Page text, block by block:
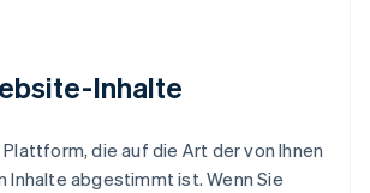
Inhalte
Plattform, die auf die Art der von Ihnen
abgestimmt ist. Wenn Sie